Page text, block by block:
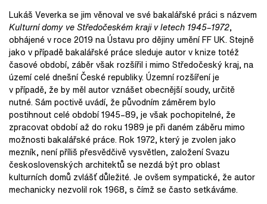
Lukáš Veverka se jim věnoval ve své bakalářské práci s názvem
Kulturní domy ve Středočeském kraji v letech 1945–1972,
obhájené v roce 2019 na Ústavu pro dějiny umění FF UK. Stejně
jako v případě bakalářské práce sleduje autor v knize totéž
časové období, záběr však rozšířil i mimo Středočeský kraj, na
území celé dnešní České republiky. Územní rozšíření je
v případě, že by měl autor vznášet obecnější soudy, určitě
nutné. Sám poctivě uvádí, že původním záměrem bylo
postihnout celé období 1945–89, je však pochopitelné, že
zpracovat období až do roku 1989 je při daném záběru mimo
možnosti bakalářské práce. Rok 1972, který je zvolen jako
mezník, není příliš přesvědčivě vysvětlen, založení Svazu
československých architektů se nezdá být pro oblast
kulturních domů zvlášť důležité. Je ovšem sympatické, že autor
mechanicky nezvolil rok 1968, s čímž se často setkáváme.